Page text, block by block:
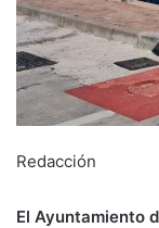
Redacción
El Ayuntamiento